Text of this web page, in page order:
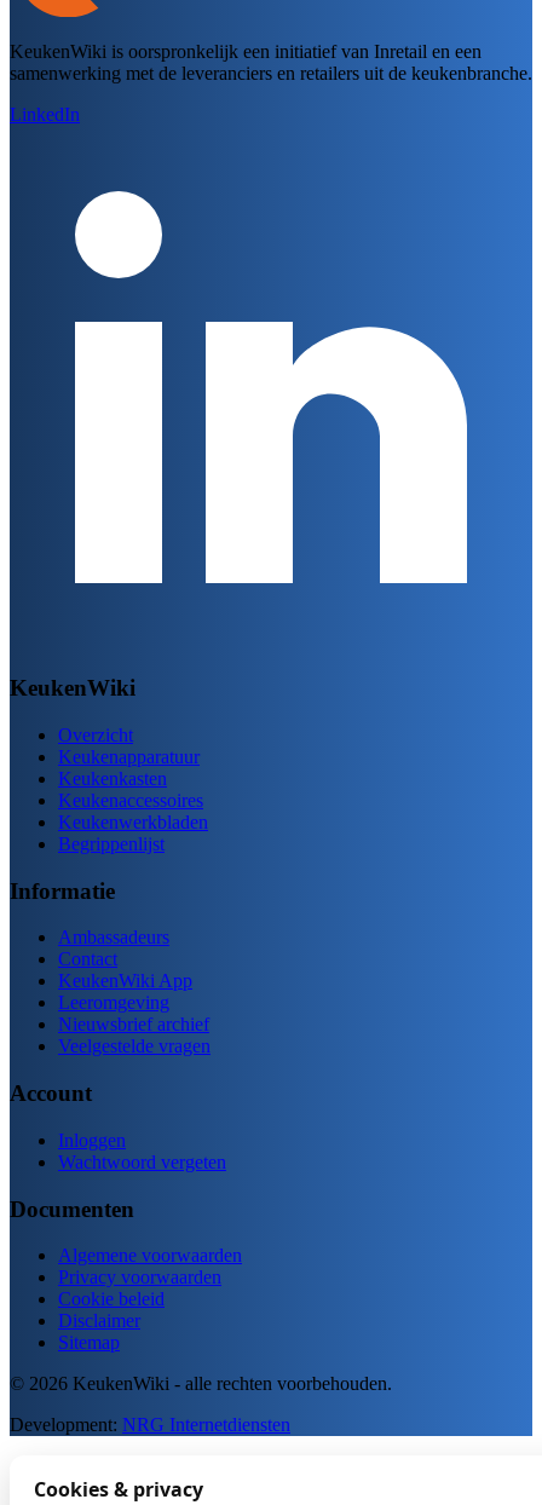
KeukenWiki is oorspronkelijk een initiatief van Inretail en een
samenwerking met de leveranciers en retailers uit de keukenbranche.
LinkedIn
KeukenWiki
Overzicht
Keukenapparatuur
Keukenkasten
Keukenaccessoires
Keukenwerkbladen
Begrippenlijst
Informatie
Ambassadeurs
Contact
KeukenWiki App
Leeromgeving
Nieuwsbrief archief
Veelgestelde vragen
Account
Inloggen
Wachtwoord vergeten
Documenten
Algemene voorwaarden
Privacy voorwaarden
Cookie beleid
Disclaimer
Sitemap
© 2026 KeukenWiki - alle rechten voorbehouden.
Development: NRG Internetdiensten
Cookies & privacy